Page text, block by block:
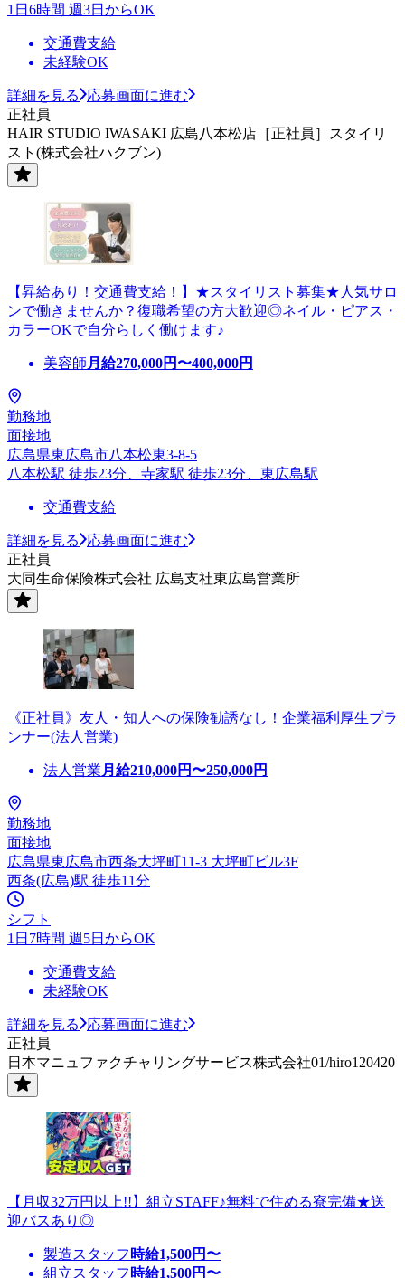
1日6時間 週3日からOK
交通費支給
未経験OK
詳細を見る
応募画面に進む
正社員
HAIR STUDIO IWASAKI 広島八本松店［正社員］スタイリ
スト(株式会社ハクブン)
【昇給あり！交通費支給！】★スタイリスト募集★人気サロ
ンで働きませんか？復職希望の方大歓迎◎ネイル・ピアス・
カラーOKで自分らしく働けます♪
美容師 月給270,000円〜400,000円
勤務地
面接地
広島県東広島市八本松東3-8-5
八本松駅 徒歩23分、寺家駅 徒歩23分、東広島駅
交通費支給
詳細を見る
応募画面に進む
正社員
大同生命保険株式会社 広島支社東広島営業所
《正社員》友人・知人への保険勧誘なし！企業福利厚生プラ
ンナー(法人営業)
法人営業 月給210,000円〜250,000円
勤務地
面接地
広島県東広島市西条大坪町11-3 大坪町ビル3F
西条(広島)駅 徒歩11分
シフト
1日7時間 週5日からOK
交通費支給
未経験OK
詳細を見る
応募画面に進む
正社員
日本マニュファクチャリングサービス株式会社01/hiro120420
【月収32万円以上!!】組立STAFF♪無料で住める寮完備★送
迎バスあり◎
製造スタッフ 時給1,500円〜
組立スタッフ 時給1,500円〜